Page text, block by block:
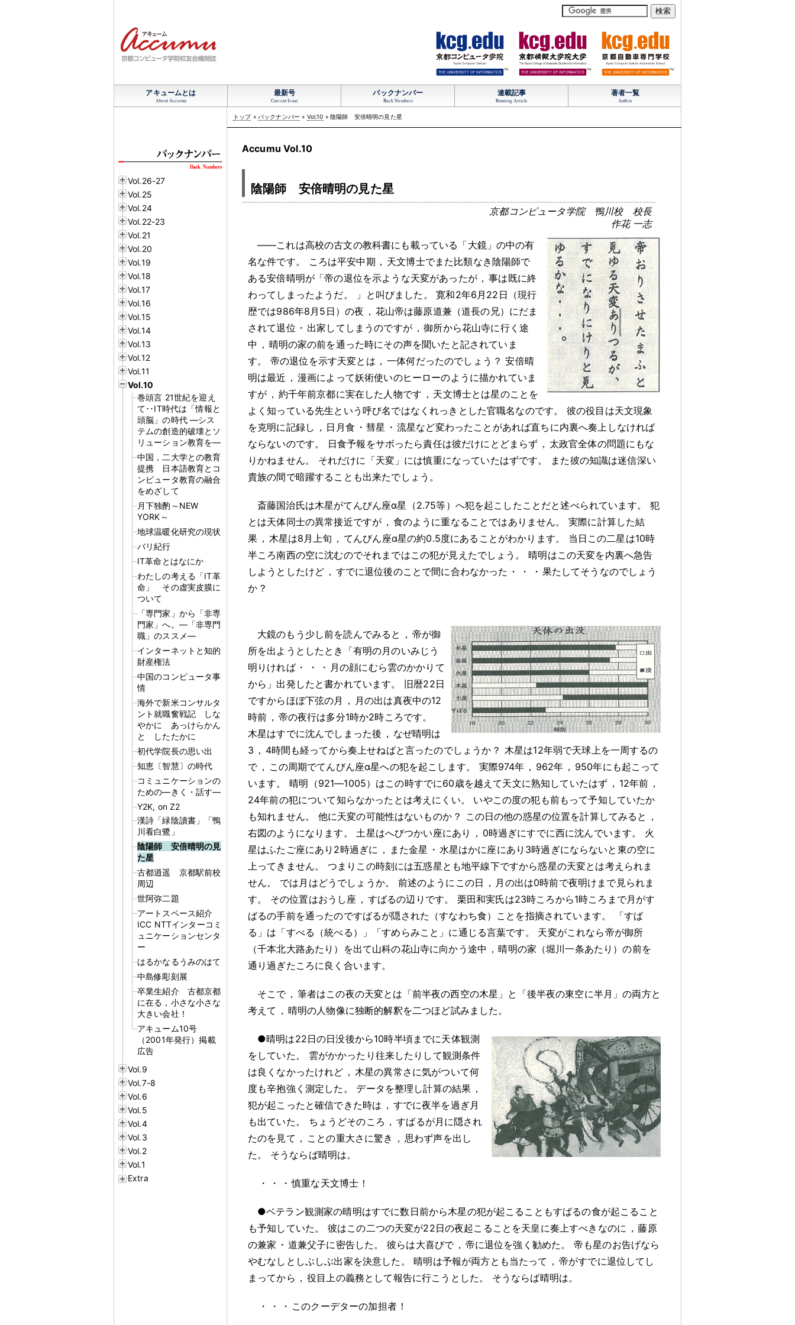
TM TM TM
アキュームとは
About Accumu
最新号
Current Issue
バックナンバー
Back Numbers
連載記事
Running Article
著者一覧
Author
Vol.26-27
Vol.25
Vol.24
Vol.22-23
Vol.21
Vol.20
Vol.19
Vol.18
Vol.17
Vol.16
Vol.15
Vol.14
Vol.13
Vol.12
Vol.11
Vol.10
巻頭言 21世紀を迎え
て･･IT時代は「情報と
頭脳」の時代 ―シス
テムの創造的破壊とソ
リューション教育を―
中国，二大学との教育
提携 日本語教育とコ
ンピュータ教育の融合
をめざして
月下独酌～NEW
YORK～
地球温暖化研究の現状
バリ紀行
IT革命とはなにか
わたしの考える「IT革
命」 その虚実皮膜に
ついて
「専門家」から「非専
門家」へ。―「非専門
職」のススメ―
インターネットと知的
財産権法
中国のコンピュータ事
情
海外で新米コンサルタ
ント就職奮戦記 しな
やかに あっけらかん
と したたかに
初代学院長の思い出
知恵〔智慧〕の時代
コミュニケーションの
ための―きく・話す―
Y2K, on Z2
漢詩「緑陰讀書」「鴨
川看白鷺」
陰陽師 安倍晴明の見
た星
古都逍遥 京都駅前校
周辺
世阿弥二題
アートスペース紹介
ICC NTTインターコミ
ュニケーションセンタ
ー
はるかなるうみのはて
中島修彫刻展
卒業生紹介 古都京都
に在る，小さな小さな
大きい会社！
アキューム10号
（2001年発行）掲載
広告
Vol.9
Vol.7-8
Vol.6
Vol.5
Vol.4
Vol.3
Vol.2
Vol.1
Extra
トップ» バックナンバー » Vol.10 » 陰陽師 安倍晴明の見た星
Accumu Vol.10
陰陽師 安倍晴明の見た星
京都コンピュータ学院 鴨川校 校長
作花 一志
――これは高校の古文の教科書にも載っている「大鏡」の中の有
名な件です。 ころは平安中期 ， 天文博士でまた比類なき陰陽師で
ある安倍晴明が「帝の退位を示ような天変があったが ， 事は既に終
わってしまったようだ。 」と叫びました 。
寛和2年6月22日（現行
歴では986年8月5日）の夜 ， 花山帝は藤原道兼（道長の兄）にだま
されて退位 ・ 出家してしまうのですが ， 御所から花山寺に行く途
中 ， 晴明の家の前を通った時にその声を聞いたと記されていま
す。 帝の退位を示す天変とは ， 一体何だったのでしょう ？ 安倍晴
明は最近 ， 漫画によって妖術使いのヒーローのように描かれていま
すが ， 約千年前京都に実在した人物です ， 天文博士とは星のことを
よく知っている先生という呼び名ではなくれっきとした官職名なのです。
彼の役目は天文現象
を克明に記録し ， 日月食 ・ 彗星 ・ 流星など変わったことがあれば直ちに内裏へ奏上しなければ
ならないのです。 日食予報をサボったら責任は彼だけにとどまらず ， 太政官全体の問題にもな
りかねません。 それだけに「天変」には慎重になっていたはずです。
また彼の知識は迷信深い
貴族の間で暗躍することも出来たでしょう 。
斎藤国治氏は木星がてんびん座α星（2.75等）へ犯を起こしたことだと述べられています。
犯
とは天体同士の異常接近ですが ， 食のように重なることではありません。
実際に計算した結
果 ， 木星は8月上旬 ， てんびん座α星の約0.5度にあることがわかります。
当日この二星は10時
半ころ南西の空に沈むのでそれまではこの犯が見えたでしょう 。
晴明はこの天変を内裏へ急告
しようとしたけど ， すでに退位後のことで間に合わなかった ・ ・ ・ 果たしてそうなのでしょう
か ？
大鏡のもう少し前を読んでみると ， 帝が御
所を出ようとしたとき「有明の月のいみじう
明りければ ・ ・ ・ 月の顔にむら雲のかかりて
から」出発したと書かれています。
旧暦22日
ですからほぼ下弦の月 ， 月の出は真夜中の12
時前 ， 帝の夜行は多分1時か2時ころです。
木星はすでに沈んでしまった後 ， なぜ晴明は
3 ， 4時間も経ってから奏上せねばと言ったのでしょうか ？ 木星は12年弱で天球上を一周するの
で ， この周期でてんびん座α星への犯を起こします。 実際974年 ， 962年 ， 950年にも起こって
います。 晴明（921―1005）はこの時すでに60歳を越えて天文に熟知していたはず ， 12年前 ，
24年前の犯について知らなかったとは考えにくい。
いやこの度の犯も前もって予知していたか
も知れません。 他に天変の可能性はないものか ？ この日の他の惑星の位置を計算してみると ，
右図のようになります 。 土星はへびつかい座にあり ， 0時過ぎにすでに西に沈んでいます。
火
星はふたご座にあり2時過ぎに ， また金星 ・ 水星はかに座にあり3時過ぎにならないと東の空に
上ってきません。
つまりこの時刻には五惑星とも地平線下ですから惑星の天変とは考えられま
せん。 では月はどうでしょうか。 前述のようにこの日 ， 月の出は0時前で夜明けまで見られま
す。 その位置はおうし座 ， すばるの辺りです。
栗田和実氏は23時ころから1時ころまで月がす
ばるの手前を通ったのですばるが隠された（すなわち食）ことを指摘されています。
「すば
る」は「すべる（統べる）」「すめらみこと」に通じる言葉です 。
天変がこれなら帝が御所
（千本北大路あたり）を出て山科の花山寺に向かう途中 ， 晴明の家（堀川一条あたり）の前を
通り過ぎたころに良く合います。
そこで ， 筆者はこの夜の天変とは「前半夜の西空の木星」と「後半夜の東空に半月」の両方と
考えて ， 晴明の人物像に独断的解釈を二つほど試みました 。
●晴明は22日の日没後から10時半頃までに天体観測
をしていた 。
雲がかかったり往来したりして観測条件
は良くなかったけれど ， 木星の異常さに気がついて何
度も辛抱強く測定した 。 データを整理し計算の結果 ，
犯が起こったと確信できた時は ， すでに夜半を過ぎ月
も出ていた 。 ちょうどそのころ ， すばるが月に隠され
たのを見て ， ことの重大さに驚き ， 思わず声を出し
た 。 そうならば晴明は。
・ ・ ・ 慎重な天文博士 ！
●ベテラン観測家の晴明はすでに数日前から木星の犯が起こることもすばるの食が起こること
も予知していた 。 彼はこの二つの天変が22日の夜起こることを天皇に奏上すべきなのに ， 藤原
の兼家 ・ 道兼父子に密告した 。 彼らは大喜びで ， 帝に退位を強く勧めた 。
帝も星のお告げなら
やむなしとしぶしぶ出家を決意した 。 晴明は予報が両方とも当たって ， 帝がすでに退位してし
まってから ， 役目上の義務として報告に行こうとした 。 そうならば晴明は。
・ ・ ・ このクーデターの加担者 ！